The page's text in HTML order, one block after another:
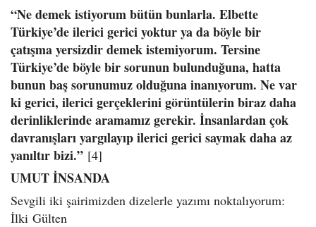
“Ne demek istiyorum bütün bunlarla. Elbette
Türkiye’de ilerici gerici yoktur ya da böyle bir
çatışma yersizdir demek istemiyorum. Tersine
Türkiye’de böyle bir sorunun bulunduğuna, hatta
bunun baş sorunumuz olduğuna inanıyorum. Ne var
ki gerici, ilerici gerçeklerini görüntülerin biraz daha
derinliklerinde aramamız gerekir. İnsanlardan çok
davranışları yargılayıp ilerici gerici saymak daha az
yanıltır bizi.” [4]
UMUT İNSANDA
Sevgili iki şairimizden dizelerle yazımı noktalıyorum:
İlki Gülten